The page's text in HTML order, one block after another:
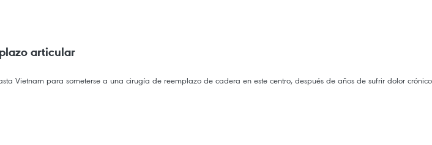
articular
Vietnam para someterse a una cirugía de reemplazo de cadera en este centro, después de años de sufrir dolor crónico